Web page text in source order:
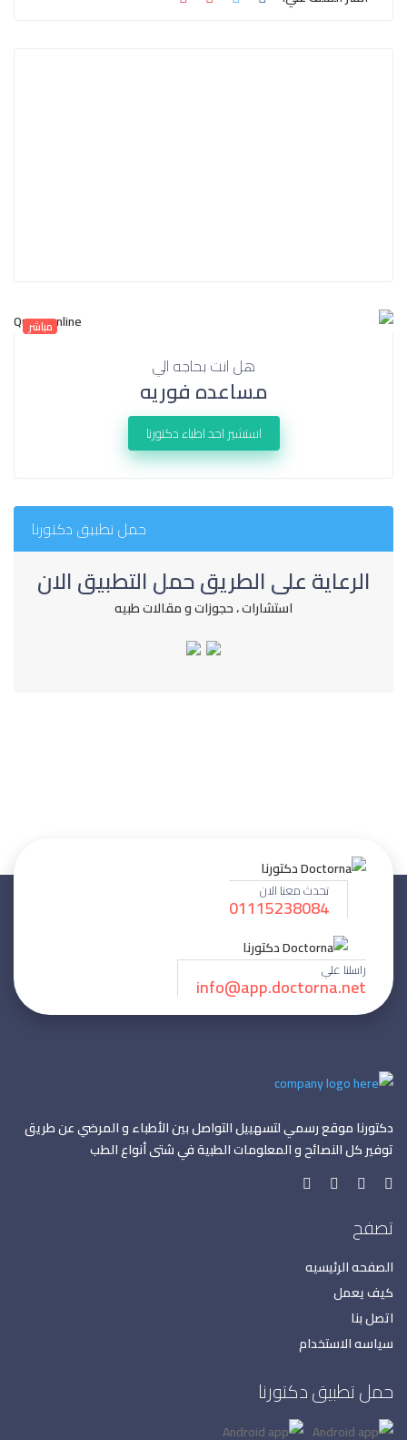
مباشر
هل انت بحاجه الي
مساعده فوريه
استشير احد اطباء دكتورنا
حمل تطبيق دكتورنا
الرعاية على الطريق حمل التطبيق الان
استشارات ، حجوزات و مقالات طبيه
تحدث معنا الان
01115238084
راسلنا علي
info@app.doctorna.net
دكتورنا موقع رسمي لتسهييل التواصل بين الأطباء و المرضي عن طريق
توفير كل النصائح و المعلومات الطبية في شتى أنواع الطب
تصفح
الصفحه الرئيسيه
كيف يعمل
اتصل بنا
سياسه الاستخدام
حمل تطبيق دكتورنا